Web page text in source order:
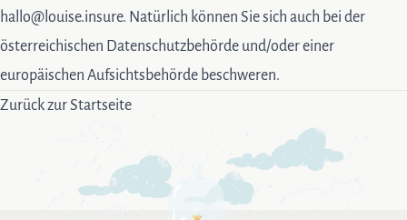
hallo@louise.insure. Natürlich können Sie sich auch bei der
österreichischen Datenschutzbehörde und/oder einer
europäischen Aufsichtsbehörde beschweren.
Zurück zur Startseite